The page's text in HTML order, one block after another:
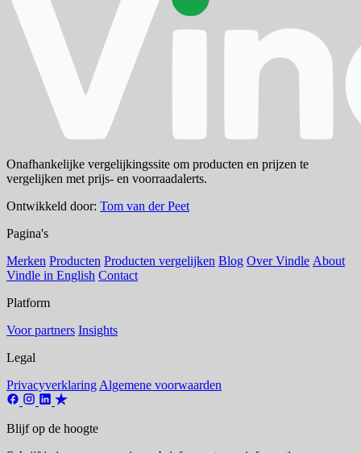
Onafhankelijke vergelijkingssite om producten en prijzen te
vergelijken met prijs- en voorraadalerts.
Ontwikkeld door: Tom van der Peet
Pagina's
Merken Producten Producten vergelijken Blog Over Vindle About
Vindle in English Contact
Platform
Voor partners Insights
Legal
Privacyverklaring Algemene voorwaarden
Blijf op de hoogte